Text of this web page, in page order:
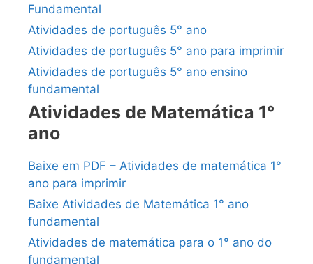
Fundamental
Atividades de português 5° ano
Atividades de português 5° ano para imprimir
Atividades de português 5° ano ensino
fundamental
Atividades de Matemática 1°
ano
Baixe em PDF – Atividades de matemática 1°
ano para imprimir
Baixe Atividades de Matemática 1° ano
fundamental
Atividades de matemática para o 1° ano do
fundamental